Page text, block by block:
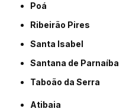
Poá
Ribeirão Pires
Santa Isabel
Santana de Parnaíba
Taboão da Serra
Atibaia